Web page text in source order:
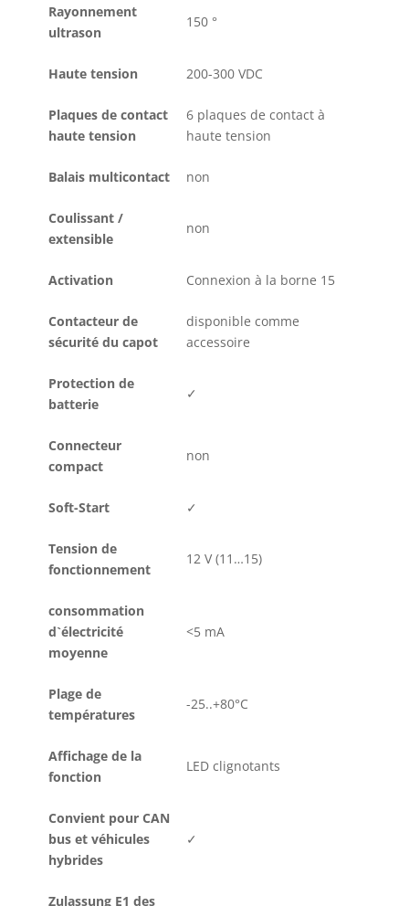
Rayonnement
ultrason
150 °
Haute tension 200-300 VDC
Plaques de contact
haute tension
6 plaques de contact à
haute tension
Balais multicontact non
Coulissant /
extensible
non
Activation Connexion à la borne 15
Contacteur de
sécurité du capot
disponible comme
accessoire
Protection de
batterie
✓
Connecteur
compact
non
Soft-Start ✓
Tension de
fonctionnement
12 V (11…15)
consommation
d`électricité
moyenne
<5 mA
Plage de
températures
-25..+80°C
Affichage de la
fonction
LED clignotants
Convient pour CAN
bus et véhicules
hybrides
✓
Zulassung E1 des